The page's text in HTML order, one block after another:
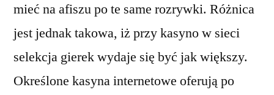
mieć na afiszu po te same rozrywki. Różnica
jest jednak takowa, iż przy kasyno w sieci
selekcja gierek wydaje się być jak większy.
Określone kasyna internetowe oferują po